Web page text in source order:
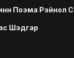
Поэма Рэйнол
Шэдгар